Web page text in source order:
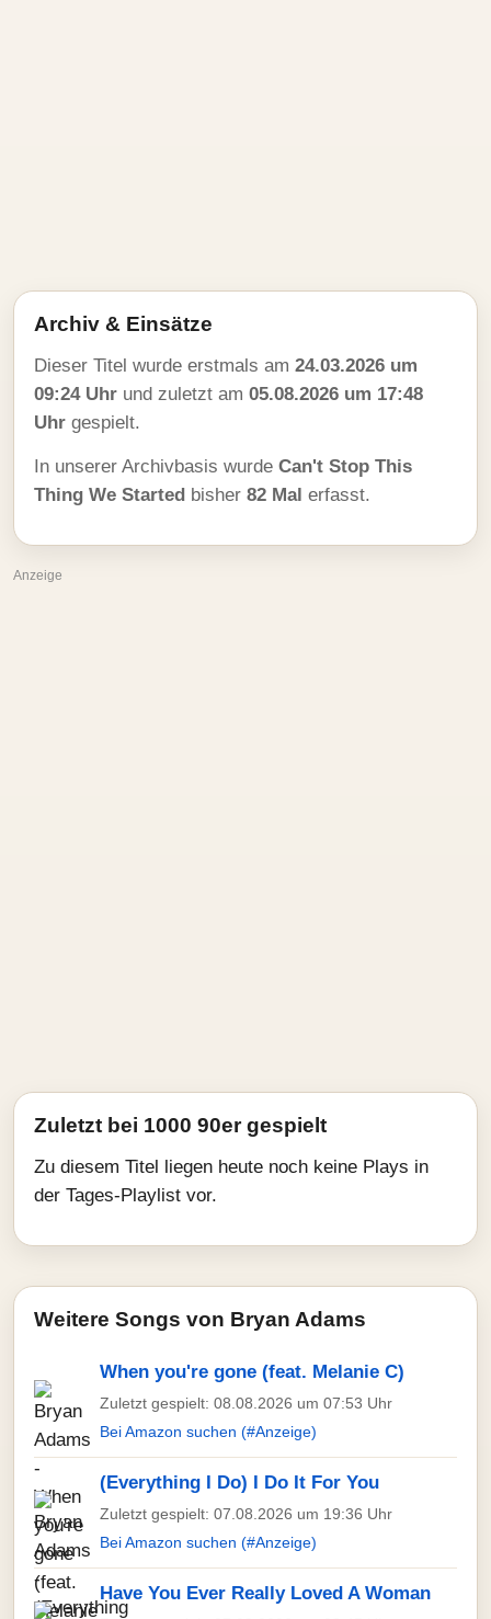
Archiv & Einsätze
Dieser Titel wurde erstmals am 24.03.2026 um
09:24 Uhr und zuletzt am 05.08.2026 um 17:48
Uhr gespielt.
In unserer Archivbasis wurde Can't Stop This
Thing We Started bisher 82 Mal erfasst.
Anzeige
Zuletzt bei 1000 90er gespielt
Zu diesem Titel liegen heute noch keine Plays in
der Tages-Playlist vor.
Weitere Songs von Bryan Adams
When you're gone (feat. Melanie C)
Zuletzt gespielt: 08.08.2026 um 07:53 Uhr
Bei Amazon suchen (#Anzeige)
(Everything I Do) I Do It For You
Zuletzt gespielt: 07.08.2026 um 19:36 Uhr
Bei Amazon suchen (#Anzeige)
Have You Ever Really Loved A Woman